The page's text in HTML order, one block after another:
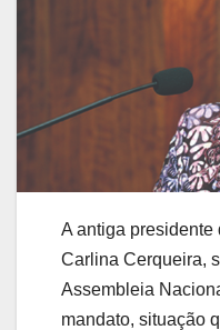
A antiga
Carlina Cerqueira,
Assembleia
mandato, situação